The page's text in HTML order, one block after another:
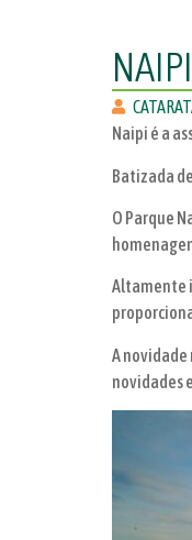
Naipi é a
Batizada
O Parque
Altamente
A
novidades